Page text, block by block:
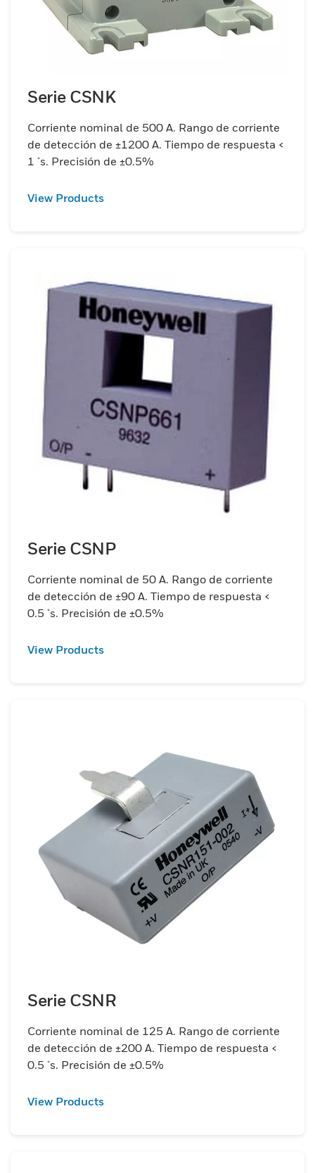
Serie CSNK
Corriente nominal de 500 A. Rango de corriente
de detección de ±1200 A. Tiempo de respuesta <
1 μs. Precisión de ±0.5%
View Products
Serie CSNP
Corriente nominal de 50 A. Rango de corriente
de detección de ±90 A. Tiempo de respuesta <
0.5 μs. Precisión de ±0.5%
View Products
Serie CSNR
Corriente nominal de 125 A. Rango de corriente
de detección de ±200 A. Tiempo de respuesta <
0.5 μs. Precisión de ±0.5%
View Products